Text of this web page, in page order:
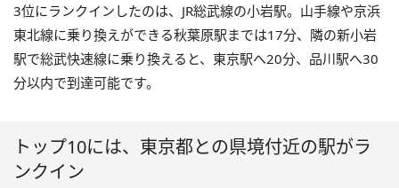
3位にランクインしたのは、JR総武線の小岩駅。山手線や京浜
東北線に乗り換えができる秋葉原駅までは17分、隣の新小岩
駅で総武快速線に乗り換えると、東京駅へ20分、品川駅へ30
分以内で到達可能です。
トップ10には、東京都との県境付近の駅がラ
ンクイン